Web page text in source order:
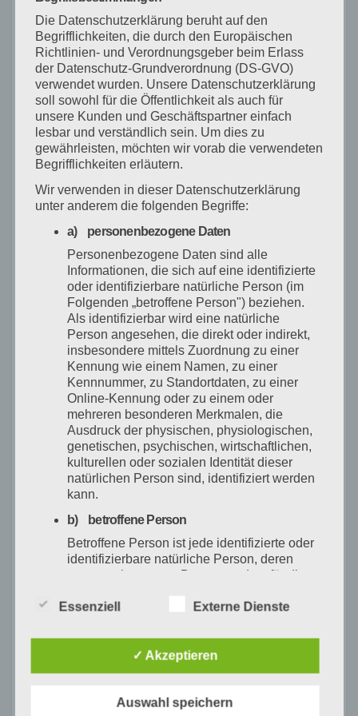
Anlass,
um auf die dringende Notwendigkeit
kostengünstigen Wohnraums hinzuweisen. „Für
wen soll dort
gebaut werden?“, fragte er und appellierte an
Johannes Fechner, sich für eine stärkere
finanzielle
Unterstützung der Kommunen im öffentlichen
Wohnungsbau einzusetzen. Richard Leibinger
betonte, dass die Stadt durch den Bebauungsplan
wichtige Steuerungsmöglichkeiten habe, die
konsequent genutzt werden sollten. In
Zusammenarbeit mit gemeinwohlorientierten
Bauträgern
könnten Quadratmeterpreise von unter 10 Euro
realisiert werden – ein Schritt, der bezahlbares
Wohnen greifbar mache.
Ehrungen zum Abschluss
Zum Abschluss des Neujahrsempfangs dankte
Björn Kleine den langjährigen Mitgliedern Roman
Götzmann und Michael Schultis, die seit 25
Jahren für die SPD aktiv sind. Als Zeichen der
Anerkennung überreichte er ihnen eine gute
Flasche Rotwein.
Mit diesem gelungenen Auftakt ins Jahr 2025
zeigte die SPD Waldkirch, dass sie entschlossen
soziale Gerechtigkeit und demokratische Werte
WALDKIRCH BLEIBT
Pressemitteilung Juli
Die Datenschutzerklärung beruht auf den
Begrifflichkeiten, die durch den Europäischen
Richtlinien- und Verordnungsgeber beim Erlass
der Datenschutz-Grundverordnung (DS-GVO)
verwendet wurden. Unsere Datenschutzerklärung
soll sowohl für die Öffentlichkeit als auch für
unsere Kunden und Geschäftspartner einfach
lesbar und verständlich sein. Um dies zu
gewährleisten, möchten wir vorab die verwendeten
Begrifflichkeiten erläutern.
Wir verwenden in dieser Datenschutzerklärung
unter anderem die folgenden Begriffe:
a) personenbezogene Daten
Personenbezogene Daten sind alle
Informationen, die sich auf eine identifizierte
oder identifizierbare natürliche Person (im
Folgenden „betroffene Person") beziehen.
Als identifizierbar wird eine natürliche
Person angesehen, die direkt oder indirekt,
insbesondere mittels Zuordnung zu einer
Kennung wie einem Namen, zu einer
Kennnummer, zu Standortdaten, zu einer
Online-Kennung oder zu einem oder
mehreren besonderen Merkmalen, die
Ausdruck der physischen, physiologischen,
genetischen, psychischen, wirtschaftlichen,
kulturellen oder sozialen Identität dieser
natürlichen Person sind, identifiziert werden
kann.
b) betroffene Person
Betroffene Person ist jede identifizierte oder
identifizierbare natürliche Person, deren
personenbezogene Daten von dem für die
werden.
Verarbeitung ist jeder mit oder ohne Hilfe
automatisierter Verfahren ausgeführte
Zusammenhang mit personenbezogenen
Essenziell Externe Dienste
✓ Akzeptieren
Auswahl speichern